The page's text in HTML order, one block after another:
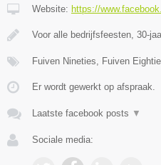
Website: https://
Voor alle bedrijfsfeesten, 30-
Fuiven Nineties, Fuiven
Er wordt gewerkt op afspraak.
Laatste facebook posts ▼
Sociale media: